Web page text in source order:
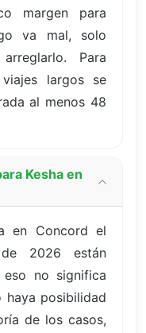
margen para
va mal, solo
Para
largos se
al menos 48
Kesha en
en Concord el
2026 están
eso no significa
haya posibilidad
de los casos,